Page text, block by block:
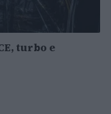
turbo e